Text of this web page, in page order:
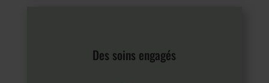
Des soins engagés